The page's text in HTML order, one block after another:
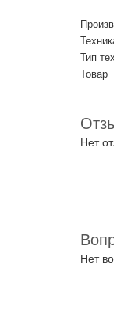
Тип
Товар
Нет
Нет